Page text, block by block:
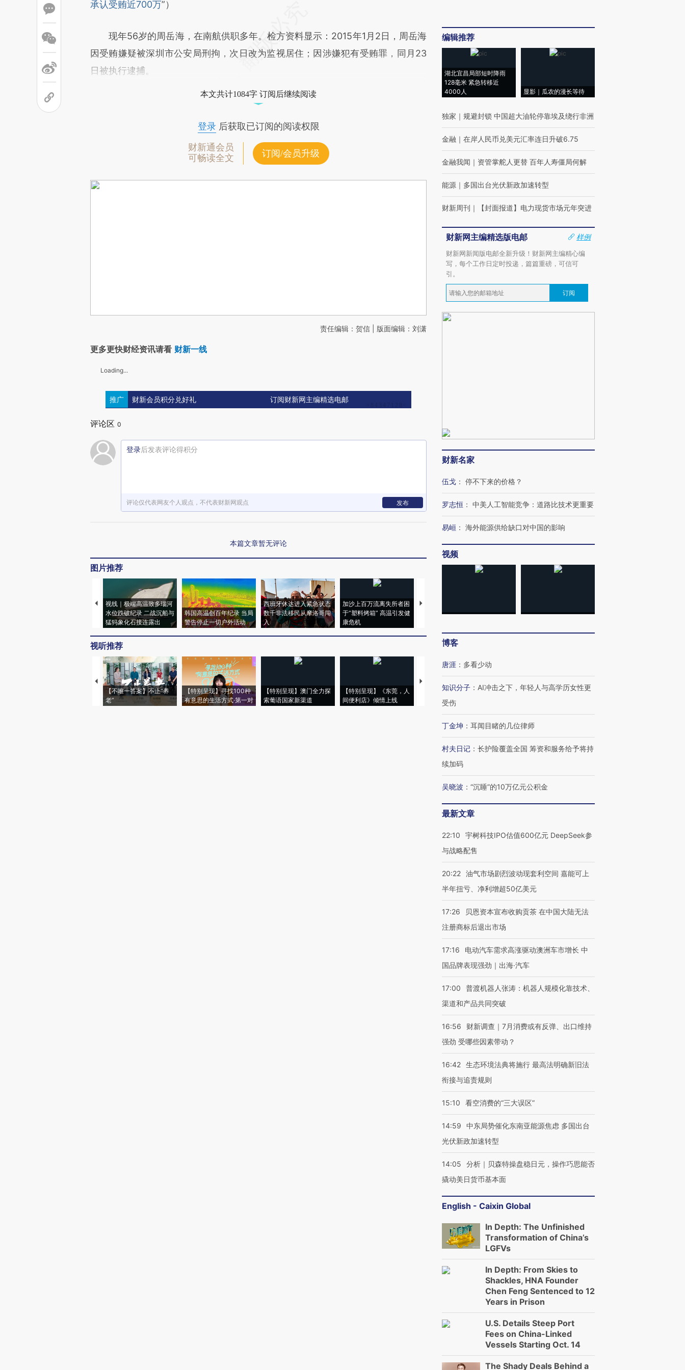
承认受贿近700万”）
现年56岁的周岳海，在南航供职多年。检方资料显示：2015年1月2日，周岳海
因受贿嫌疑被深圳市公安局刑拘，次日改为监视居住；因涉嫌犯有受贿罪，同月23
日被执行逮捕。
本文共计1084字 订阅后继续阅读
登录后获取已订阅的阅读权限
财新通会员
可畅读全文
订阅/会员升级
责任编辑：贺信 | 版面编辑：刘潇
更多更快财经资讯请看 财新一线
Loading...
推广 财新会员积分兑好礼 订阅财新网主编精选电邮
评论区 0
登录后发表评论得积分
评论仅代表网友个人观点，不代表财新网观点 发布
本篇文章暂无评论
图片推荐
视线｜极端高温致多瑙河
水位跌破纪录 二战沉船与
猛犸象化石接连露出
韩国高温创百年纪录 当局
警告停止一切户外活动
西班牙休达进入紧急状态
数千非法移民从摩洛哥闯
入
加沙上百万流离失所者困
于“塑料烤箱” 高温引发健
康危机
视线｜HYROX的吸金
术：是什么让中产们甘
粒摇头丸 尿检体内含3种
度Z世代 用街头抗争将教
视听推荐
【不唯一答案】不止“养
老”
【特别呈现】寻找100种
有意思的生活方式·第一对
【特别呈现】澳门全力探
索葡语国家新渠道
【特别呈现】《东莞，人
间便利店》倾情上线
【推广】走进第四届链博
会，让数智科技“链”接产
【特别呈现】寻找100种
CFO：不靠规模取胜，华
编辑推荐
湖北宜昌局部短时降雨
128毫米 紧急转移近
4000人
显影｜瓜农的漫长等待
独家 ｜ 规避封锁 中国超大油轮停靠埃及绕行非洲
金融 ｜ 在岸人民币兑美元汇率连日升破6.75
金融我闻 ｜ 资管掌舵人更替 百年人寿僵局何解
能源 ｜ 多国出台光伏新政加速转型
财新周刊 ｜ 【封面报道】电力现货市场元年突进
财新网主编精选版电邮
样例
财新网新闻版电邮全新升级！财新网主编精心编
写，每个工作日定时投递，篇篇重磅，可信可
引。
订阅
财新名家
伍戈 ： 停不下来的价格？
罗志恒 ： 中美人工智能竞争：道路比技术更重要
易峘 ： 海外能源供给缺口对中国的影响
视频
博客
唐涯 ： 多看少动
知识分子 ： AI冲击之下，年轻人与高学历女性更
受伤
丁金坤 ： 耳闻目睹的几位律师
村夫日记 ： 长护险覆盖全国 筹资和服务给予将持
续加码
吴晓波 ： “沉睡”的10万亿元公积金
最新文章
22:10
宇树科技IPO估值600亿元 DeepSeek参
与战略配售
20:22 油气市场剧烈波动现套利空间 嘉能可上
半年扭亏、净利增超50亿美元
17:26
贝恩资本宣布收购贡茶 在中国大陆无法
注册商标后退出市场
17:16
电动汽车需求高涨驱动澳洲车市增长 中
国品牌表现强劲｜出海·汽车
17:00
普渡机器人张涛：机器人规模化靠技术、
渠道和产品共同突破
16:56
财新调查｜7月消费或有反弹、出口维持
强劲 受哪些因素带动？
16:42 生态环境法典将施行 最高法明确新旧法
衔接与追责规则
15:10 看空消费的“三大误区”
14:59
中东局势催化东南亚能源焦虑 多国出台
光伏新政加速转型
14:05
分析｜贝森特操盘稳日元，操作巧思能否
撬动美日货币基本面
English - Caixin Global
In Depth: The Unfinished
Transformation of China’s
LGFVs
In Depth: From Skies to
Shackles, HNA Founder
Chen Feng Sentenced to 12
Years in Prison
U.S. Details Steep Port
Fees on China-Linked
Vessels Starting Oct. 14
The Shady Deals Behind a